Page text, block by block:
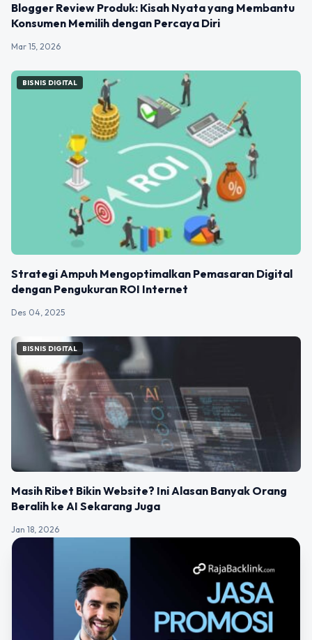
Blogger Review Produk: Kisah Nyata yang Membantu
Konsumen Memilih dengan Percaya Diri
Mar 15, 2026
BISNIS DIGITAL
Strategi Ampuh Mengoptimalkan Pemasaran Digital
dengan Pengukuran ROI Internet
Des 04, 2025
BISNIS DIGITAL
Masih Ribet Bikin Website? Ini Alasan Banyak Orang
Beralih ke AI Sekarang Juga
Jan 18, 2026